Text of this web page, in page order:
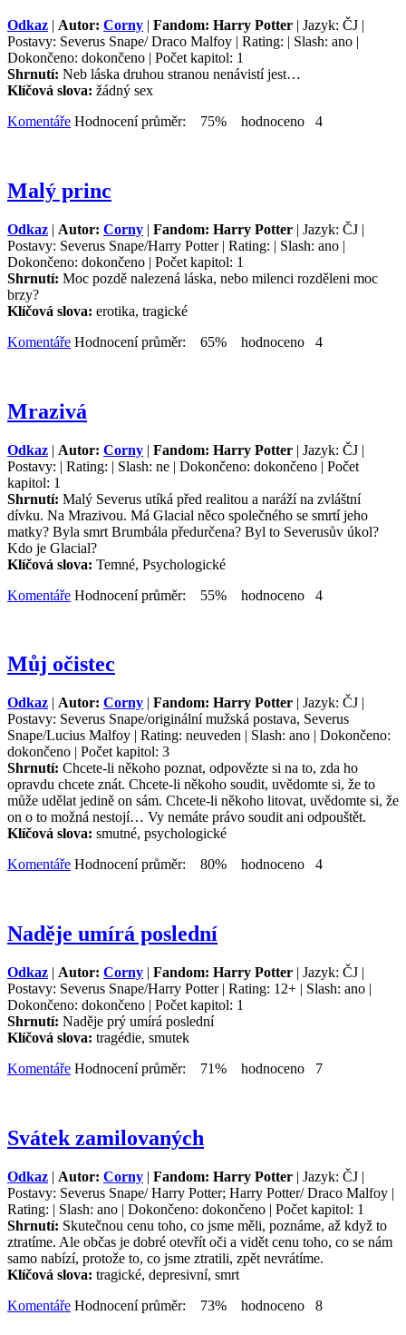
Odkaz | Autor: Corny | Fandom: Harry Potter | Jazyk: ČJ |
Postavy: Severus Snape/ Draco Malfoy | Rating: | Slash: ano |
Dokončeno: dokončeno | Počet kapitol: 1
Shrnutí: Neb láska druhou stranou nenávistí jest…
Klíčová slova: žádný sex
Komentáře Hodnocení průměr: 75% hodnoceno 4
Malý princ
Odkaz | Autor: Corny | Fandom: Harry Potter | Jazyk: ČJ |
Postavy: Severus Snape/Harry Potter | Rating: | Slash: ano |
Dokončeno: dokončeno | Počet kapitol: 1
Shrnutí: Moc pozdě nalezená láska, nebo milenci rozděleni moc
brzy?
Klíčová slova: erotika, tragické
Komentáře Hodnocení průměr: 65% hodnoceno 4
Mrazivá
Odkaz | Autor: Corny | Fandom: Harry Potter | Jazyk: ČJ |
Postavy: | Rating: | Slash: ne | Dokončeno: dokončeno | Počet
kapitol: 1
Shrnutí: Malý Severus utíká před realitou a naráží na zvláštní
dívku. Na Mrazivou. Má Glacial něco společného se smrtí jeho
matky? Byla smrt Brumbála předurčena? Byl to Severusův úkol?
Kdo je Glacial?
Klíčová slova: Temné, Psychologické
Komentáře Hodnocení průměr: 55% hodnoceno 4
Můj očistec
Odkaz | Autor: Corny | Fandom: Harry Potter | Jazyk: ČJ |
Postavy: Severus Snape/originální mužská postava, Severus
Snape/Lucius Malfoy | Rating: neuveden | Slash: ano | Dokončeno:
dokončeno | Počet kapitol: 3
Shrnutí: Chcete-li někoho poznat, odpovězte si na to, zda ho
opravdu chcete znát. Chcete-li někoho soudit, uvědomte si, že to
může udělat jedině on sám. Chcete-li někoho litovat, uvědomte si, že
on o to možná nestojí… Vy nemáte právo soudit ani odpouštět.
Klíčová slova: smutné, psychologické
Komentáře Hodnocení průměr: 80% hodnoceno 4
Naděje umírá poslední
Odkaz | Autor: Corny | Fandom: Harry Potter | Jazyk: ČJ |
Postavy: Severus Snape/Harry Potter | Rating: 12+ | Slash: ano |
Dokončeno: dokončeno | Počet kapitol: 1
Shrnutí: Naděje prý umírá poslední
Klíčová slova: tragédie, smutek
Komentáře Hodnocení průměr: 71% hodnoceno 7
Svátek zamilovaných
Odkaz | Autor: Corny | Fandom: Harry Potter | Jazyk: ČJ |
Postavy: Severus Snape/ Harry Potter; Harry Potter/ Draco Malfoy |
Rating: | Slash: ano | Dokončeno: dokončeno | Počet kapitol: 1
Shrnutí: Skutečnou cenu toho, co jsme měli, poznáme, až když to
ztratíme. Ale občas je dobré otevřít oči a vidět cenu toho, co se nám
samo nabízí, protože to, co jsme ztratili, zpět nevrátíme.
Klíčová slova: tragické, depresivní, smrt
Komentáře Hodnocení průměr: 73% hodnoceno 8